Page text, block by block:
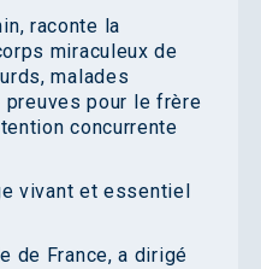
raconte la
miraculeux de
malades
preuves pour le frère
concurrente
vivant et essentiel
de France, a dirigé